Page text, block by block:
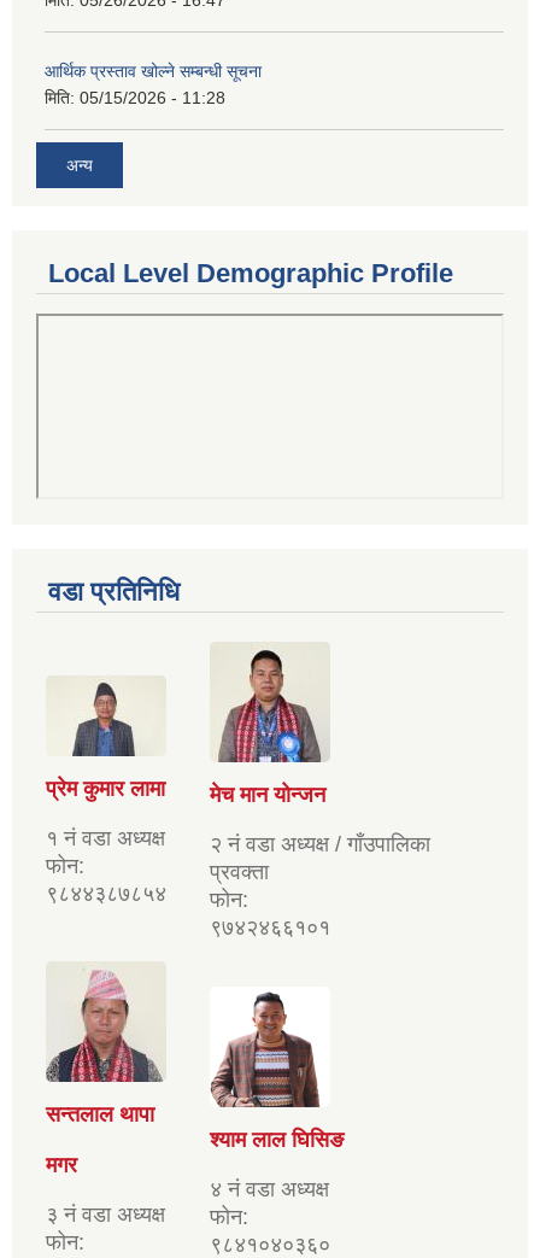
आर्थिक प्रस्ताव खोल्ने सम्बन्धी सूचना
मिति: 05/15/2026 - 11:28
अन्य
Local Level Demographic Profile
वडा प्रतिनिधि
प्रेम कुमार लामा
१ नं वडा अध्यक्ष
फोन:
९८४४३८७८५४
मेच मान योन्जन
२ नं वडा अध्यक्ष / गाँउपालिका
प्रवक्ता
फोन:
९७४२४६६१०१
सन्तलाल थापा
मगर
३ नं वडा अध्यक्ष
फोन:
श्याम लाल घिसिङ
४ नं वडा अध्यक्ष
फोन:
९८४१०४०३६०